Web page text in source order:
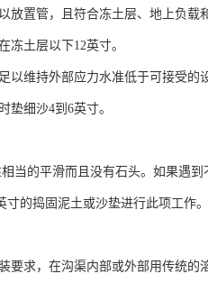
放置管，且符合冻土层、地上负载
冻土层以下12英寸。
以维持外部应力水准低于可接受的
垫细沙4到6英寸。
当的平滑而且没有石头。如果遇
寸的捣固泥土或沙垫进行此项工作。
要求，在沟渠内部或外部用传统的